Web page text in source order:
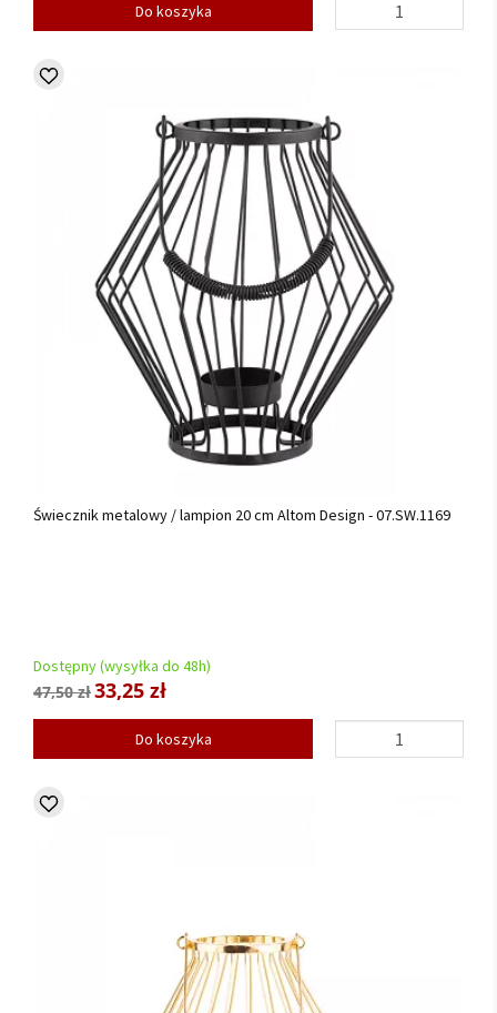
Do koszyka
Świecznik metalowy / lampion 20 cm Altom Design - 07.SW.1169
Dostępny (wysyłka do 48h)
47,50 zł33,25 zł
Do koszyka